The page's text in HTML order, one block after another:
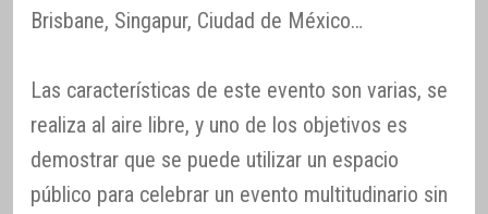
Brisbane, Singapur, Ciudad de México…
Las características de este evento son varias, se
realiza al aire libre, y uno de los objetivos es
demostrar que se puede utilizar un espacio
público para celebrar un evento multitudinario sin